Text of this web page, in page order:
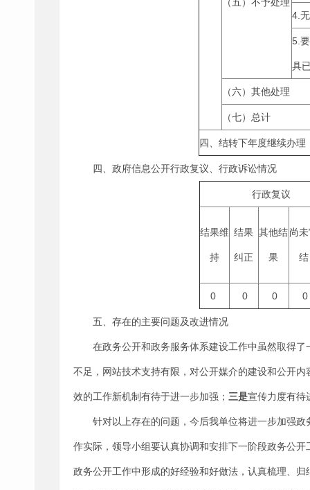
4.
5.
具
（六）其他处理
（七）总计
四、结转下年度继续办理
四、政府信息公开行政复议、行政诉讼情况
行政复议
结果维
持
结果
纠正
其他结
果
尚
结
0 0 0 0
五、存在的主要问题及改进情况
在政务公开和政务服务体系建设工作中虽然取得
不足，网站技术支持有限，对公开媒介的建设和公开
效的工作新机制有待于进一步加强； 三是宣传力度有待
针对以上存在的问题，今后我单位将进一步加强
作实际，领导小组要认真协调和安排下一阶段政务公
政务公开工作中形成的好经验和好做法，认真梳理、